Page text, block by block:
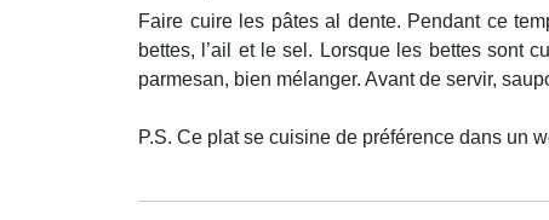
Faire cuire les pâtes al dente. Pendant ce
bettes, l’ail et le sel. Lorsque les bettes sont
parmesan, bien mélanger. Avant de servir,
P.S. Ce plat se cuisine de préférence dans un